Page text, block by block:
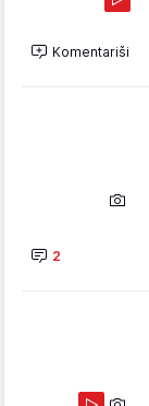
Komentariši
2